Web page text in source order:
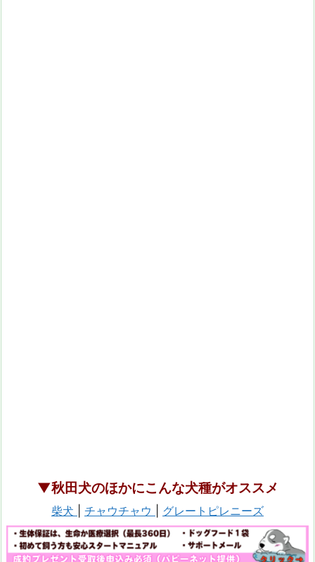
▼秋田犬のほかにこんな犬種がオススメ
柴犬 チャウチャウ グレートピレニーズ